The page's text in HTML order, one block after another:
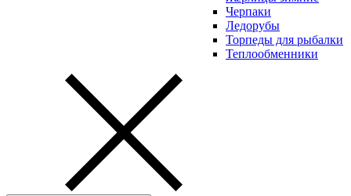
Черпаки
Ледорубы
Торпеды для рыбалки
Теплообменники